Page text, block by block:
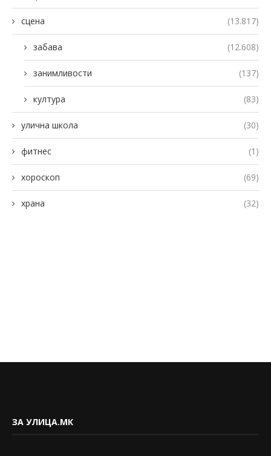
сцена (13.817)
забава (12.608)
занимливости (137)
култура (83)
улична школа (30)
фитнес (1)
хороскоп (69)
храна (32)
ЗА УЛИЦА.МК